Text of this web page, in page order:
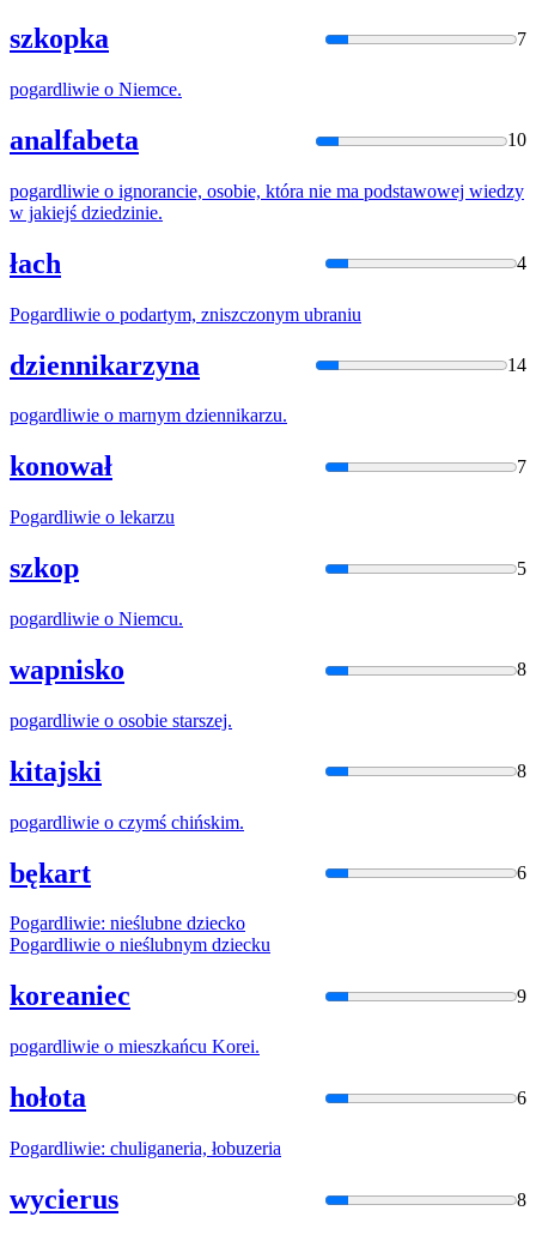
szkopka 7
pogardliwie o Niemce.
analfabeta 10
pogardliwie o ignorancie, osobie, która nie ma podstawowej wiedzy
w jakiejś dziedzinie.
łach 4
Pogardliwie o podartym, zniszczonym ubraniu
dziennikarzyna 14
pogardliwie o marnym dziennikarzu.
konował 7
Pogardliwie o lekarzu
szkop 5
pogardliwie o Niemcu.
wapnisko 8
pogardliwie o osobie starszej.
kitajski 8
pogardliwie o czymś chińskim.
bękart 6
Pogardliwie: nieślubne dziecko
Pogardliwie o nieślubnym dziecku
koreaniec 9
pogardliwie o mieszkańcu Korei.
hołota 6
Pogardliwie: chuliganeria, łobuzeria
wycierus 8